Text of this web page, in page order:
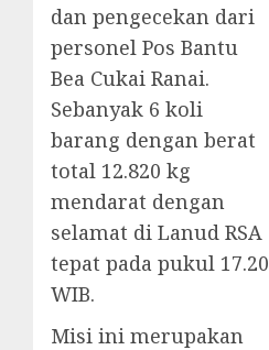
dan pengecekan dari
personel Pos Bantu
Bea Cukai Ranai.
Sebanyak 6 koli
barang dengan berat
total 12.820 kg
mendarat dengan
selamat di Lanud RSA
tepat pada pukul 17.20
WIB.
Misi ini merupakan